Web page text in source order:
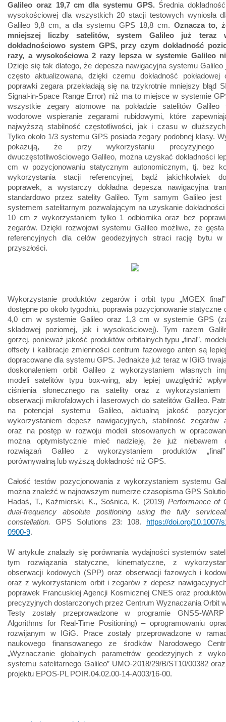
Galileo oraz 19,7 cm dla systemu GPS.Średnia
wysokościowej dla wszystkich 20 stacji testowych wyniosła
Galileo 9,8 cm, a dla systemu GPS 18,8 cm. Oznacza to,
mniejszej liczby satelitów, system Galileo już teraz
dokładnościowo system GPS, przy czym dokładność
razy, a wysokościowa 2 razy lepsza w systemie Galileo
Dzieje się tak dlatego, że depesza nawigacyjna systemu Galileo
często aktualizowana, dzięki czemu dokładność pokładowej
poprawki zegara przekładają się na trzykrotnie mniejszy błąd
Signal-in-Space Range Error) niż ma to miejsce w systemie
wszystkie zegary atomowe na pokładzie satelitów Galileo
wodorowe wspieranie zegarami rubidowymi, które
najwyższą stabilność częstotliwości, jak i czasu w
Tylko około 1/3 systemu GPS posiada zegary podobnej klasy.
pokazują, że przy wykorzystaniu precyzyjnego
dwuczęstotliwościowego Galileo, można uzyskać dokładności
cm w pozycjonowaniu statycznym autonomicznym, tj. bez
wykorzystania stacji referencyjnej, bądź jakichkolwiek
poprawek, a wystarczy dokładna depesza nawigacyjna
standardowo przez satelity Galileo. Tym samym Galileo jest
systemem satelitarnym pozwalającym na uzyskanie
10 cm z wykorzystaniem tylko 1 odbiornika oraz bez
zegarów. Dzięki rozwojowi systemu Galileo możliwe, że
referencyjnych dla celów geodezyjnych straci rację bytu w
przyszłości.
Wykorzystanie produktów zegarów i orbit typu „MGEX
dostępne po około tygodniu, poprawia pozycjonowanie statyczne
4,0 cm w systemie Galileo oraz 1,3 cm w systemie GPS
składowej poziomej, jak i wysokościowej). Tym razem
gorzej, ponieważ jakość produktów orbitalnych typu „final”,
offsety i kalibracje zmienności centrum fazowego anten są
dopracowane dla systemu GPS. Jednakże już teraz w IGiG
doskonaleniem orbit Galileo z wykorzystaniem własnych
modeli satelitów typu box-wing, aby lepiej uwzględnić
ciśnienia słonecznego na satelity oraz z wykorzystaniem
obserwacji mikrofalowych i laserowych do satelitów Galileo.
na potencjał systemu Galileo, aktualną jakość
wykorzystaniem depesz nawigacyjnych, stabilność zegarów
oraz na postęp w rozwoju modeli stosowanych w
można optymistycznie mieć nadzieję, że już niebawem
rozwiązań Galileo z wykorzystaniem produktów
porównywalną lub wyższą dokładność niż GPS.
Całość testów pozycjonowania z wykorzystaniem systemu
można znaleźć w najnowszym numerze czasopisma GPS
Hadaś, T., Kaźmierski, K., Sośnica, K. (2019) Performance of
dual-frequency absolute positioning using the fully
constellation. GPS Solutions 23: 108. https://doi.org/10.1007/
0900-9.
W artykule znalazły się porównania wydajności systemów
tym rozwiązania statyczne, kinematyczne, z
obserwacji kodowych (SPP) oraz obserwacji fazowych i
oraz z wykorzystaniem orbit i zegarów z depesz
poprawek Francuskiej Agencji Kosmicznej CNES oraz
precyzyjnych dostarczonych przez Centrum Wyznaczania Orbit
Testy zostały przeprowadzone w programie GNSS-WARP
Algorithms for Real-Time Positioning) – oprogramowaniu
rozwijanym w IGiG. Prace zostały przeprowadzone w
naukowego finansowanego ze środków Narodowego
„Wyznaczanie globalnych parametrów geodezyjnych z
systemu satelitarnego Galileo” UMO-2018/29/B/ST10/00382
projektu EPOS-PL POIR.04.02.00-14-A003/16-00.